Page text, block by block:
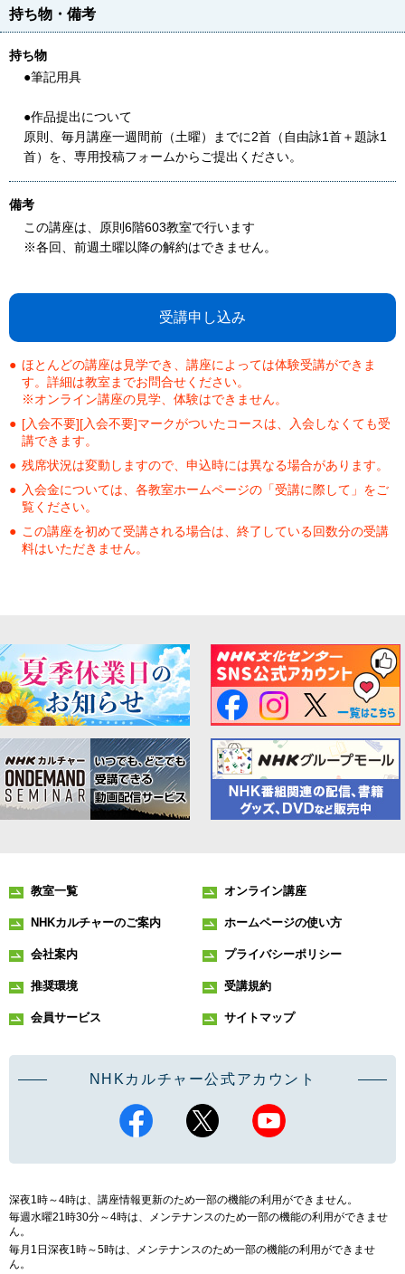
持ち物・備考
持ち物
●筆記用具
●作品提出について
原則、毎月講座一週間前（土曜）までに2首（自由詠1首＋題詠1
首）を、専用投稿フォームからご提出ください。
備考
この講座は、原則6階603教室で行います
※各回、前週土曜以降の解約はできません。
受講申し込み
ほとんどの講座は見学でき、講座によっては体験受講ができま
す。詳細は教室までお問合せください。
※オンライン講座の見学、体験はできません。
[入会不要][入会不要]マークがついたコースは、入会しなくても受
講できます。
残席状況は変動しますので、申込時には異なる場合があります。
入会金については、各教室ホームページの「受講に際して」をご
覧ください。
この講座を初めて受講される場合は、終了している回数分の受講
料はいただきません。
教室一覧 オンライン講座
NHKカルチャーのご案内 ホームページの使い方
会社案内 プライバシーポリシー
推奨環境 受講規約
会員サービス サイトマップ
NHKカルチャー公式アカウント
深夜1時～4時は、講座情報更新のため一部の機能の利用ができません。
毎週水曜21時30分～4時は、メンテナンスのため一部の機能の利用ができませ
ん。
毎月1日深夜1時～5時は、メンテナンスのため一部の機能の利用ができませ
ん。